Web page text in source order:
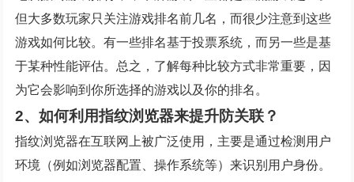
但大多数玩家只关注游戏排名前几名，而很少注意到这些
游戏如何比较。有一些排名基于投票系统，而另一些是基
于某种性能评估。总之，了解每种比较方式非常重要，因
为它会影响到你所选择的游戏以及你的排名。
2、如何利用指纹浏览器来提升防关联？
指纹浏览器在互联网上被广泛使用，主要是通过检测用户
环境（例如浏览器配置、操作系统等）来识别用户身份。